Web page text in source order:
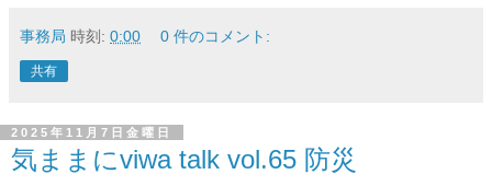
事務局 時刻: 0:00 0 件のコメント:
共有
2025年11月7日金曜日
気ままにviwa talk vol.65 防災